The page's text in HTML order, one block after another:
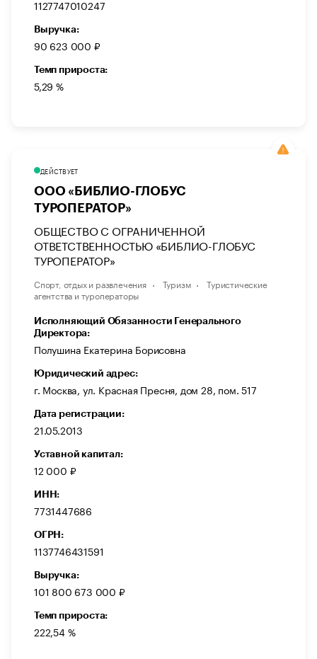
1127747010247
Выручка:
90 623 000 ₽
Темп прироста:
5,29 %
ДЕЙСТВУЕТ
ООО «БИБЛИО-ГЛОБУС
ТУРОПЕРАТОР»
ОБЩЕСТВО С ОГРАНИЧЕННОЙ
ОТВЕТСТВЕННОСТЬЮ «БИБЛИО-ГЛОБУС
ТУРОПЕРАТОР»
Спорт, отдых и развлечения Туризм
Туристические
агентства и туроператоры
Исполняющий Обязанности Генерального
Директора:
Полушина Екатерина Борисовна
Юридический адрес:
г. Москва, ул. Красная Пресня, дом 28, пом. 517
Дата регистрации:
21.05.2013
Уставной капитал:
12 000 ₽
ИНН:
7731447686
ОГРН:
1137746431591
Выручка:
101 800 673 000 ₽
Темп прироста:
222,54 %